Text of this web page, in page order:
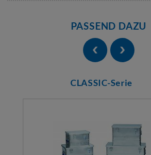
PASSEND DAZU
CLASSIC-Serie